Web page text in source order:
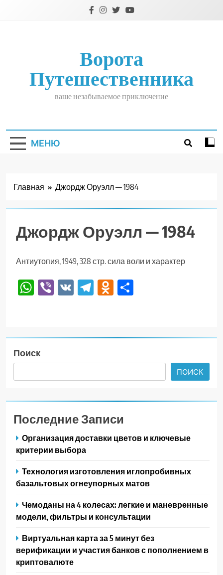
Ворота
Путешественника
ваше незабываемое приключение
МЕНЮ
Главная Джордж Оруэлл — 1984
Джордж Оруэлл — 1984
Антиутопия, 1949, 328 стр. сила воли и характер
WhatsApp
Viber
VK TelegramOdnoklassniki
Поиск
ПОИСК
Последние Записи
Организация доставки цветов и ключевые
критерии выбора
Технология изготовления иглопробивных
базальтовых огнеупорных матов
Чемоданы на 4 колесах: легкие и маневренные
модели, фильтры и консультации
Виртуальная карта за 5 минут без
верификации и участия банков с пополнением в
криптовалюте